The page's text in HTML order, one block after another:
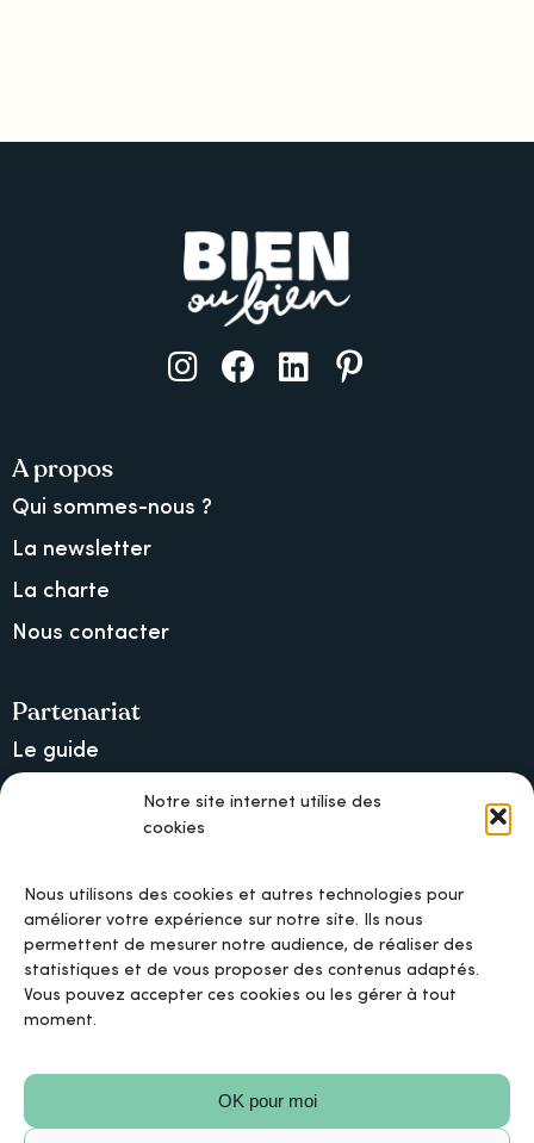
Notre site internet utilise des
cookies
Nous utilisons des cookies et autres technologies pour
améliorer votre expérience sur notre site. Ils nous
permettent de mesurer notre audience, de réaliser des
statistiques et de vous proposer des contenus adaptés.
Vous pouvez accepter ces cookies ou les gérer à tout
moment.
OK pour moi
A propos
Qui sommes-nous ?
La newsletter
La charte
Nous contacter
Partenariat
Le guide
Lancer une collecte sur Ulule
MAIF, l’assureur militant
Mentions légales
Politique de confidentialité